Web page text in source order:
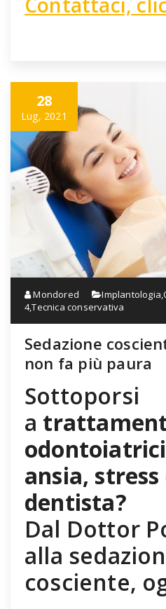
28
Lug, 2021
Mondored Implantologia,
4,Tecnica conservativa
Sedazione
non fa più paura
Sottoporsi
a
ansia,
dentista?
Dal Dottor
alla
cosciente,